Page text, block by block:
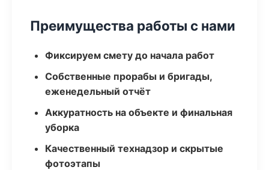
Преимущества работы с нами
Фиксируем смету до начала работ
Собственные прорабы и бригады,
еженедельный отчёт
Аккуратность на объекте и финальная
уборка
Качественный технадзор и скрытые
фотоэтапы